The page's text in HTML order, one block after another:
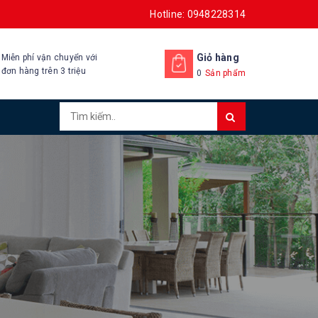
Hotline: 0948228314
Miễn phí vận chuyển với
đơn hàng trên 3 triệu
Giỏ hàng
0 Sản phẩm